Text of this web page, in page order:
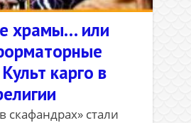
храмы… или
карго в
скафандрах» стали